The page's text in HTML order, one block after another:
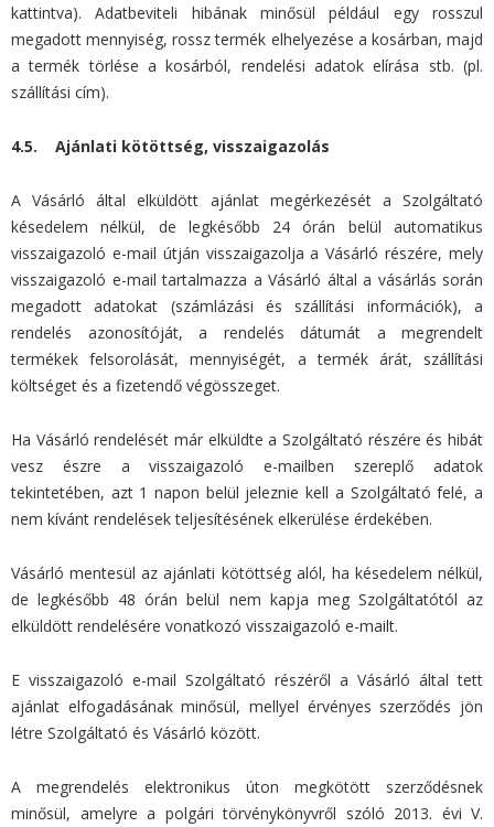
kattintva). Adatbeviteli hibának minősül például egy rosszul
megadott mennyiség, rossz termék elhelyezése a kosárban, majd
a termék törlése a kosárból, rendelési adatok elírása stb. (pl.
szállítási cím).
4.5. Ajánlati kötöttség, visszaigazolás
A Vásárló által elküldött ajánlat megérkezését a Szolgáltató
késedelem nélkül, de legkésőbb 24 órán belül automatikus
visszaigazoló e-mail útján visszaigazolja a Vásárló részére, mely
visszaigazoló e-mail tartalmazza a Vásárló által a vásárlás során
megadott adatokat (számlázási és szállítási információk), a
rendelés azonosítóját, a rendelés dátumát a megrendelt
termékek felsorolását, mennyiségét, a termék árát, szállítási
költséget és a fizetendő végösszeget.
Ha Vásárló rendelését már elküldte a Szolgáltató részére és hibát
vesz észre a visszaigazoló e-mailben szereplő adatok
tekintetében, azt 1 napon belül jeleznie kell a Szolgáltató felé, a
nem kívánt rendelések teljesítésének elkerülése érdekében.
Vásárló mentesül az ajánlati kötöttség alól, ha késedelem nélkül,
de legkésőbb 48 órán belül nem kapja meg Szolgáltatótól az
elküldött rendelésére vonatkozó visszaigazoló e-mailt.
E visszaigazoló e-mail Szolgáltató részéről a Vásárló által tett
ajánlat elfogadásának minősül, mellyel érvényes szerződés jön
létre Szolgáltató és Vásárló között.
A megrendelés elektronikus úton megkötött szerződésnek
minősül, amelyre a polgári törvénykönyvről szóló 2013. évi V.